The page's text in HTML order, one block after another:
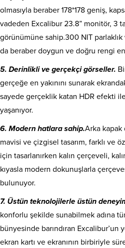
olmasıyla beraber 178*178 geniş,
vadeden Excalibur 23.8” monitör, 3
görünümüne sahip.300 NIT
da beraber doygun ve doğru rengi
5. Derinlikli ve gerçekçi görseller.
gerçeğe en yakınını sunarak
sayede gerçeklik katan HDR efekti
yaşanıyor.
6. Modern hatlara sahip.Arka kapak
mavisi ve çizgisel tasarım, farklı ve
için tasarlanırken kalın çerçeveli,
kıyasla modern dokunuşlarla
bulunuyor.
7. Üstün teknolojilerle üstün
konforlu şekilde sunabilmek adına
bünyesinde barındıran
ekran kartı ve ekranının birbiriyle